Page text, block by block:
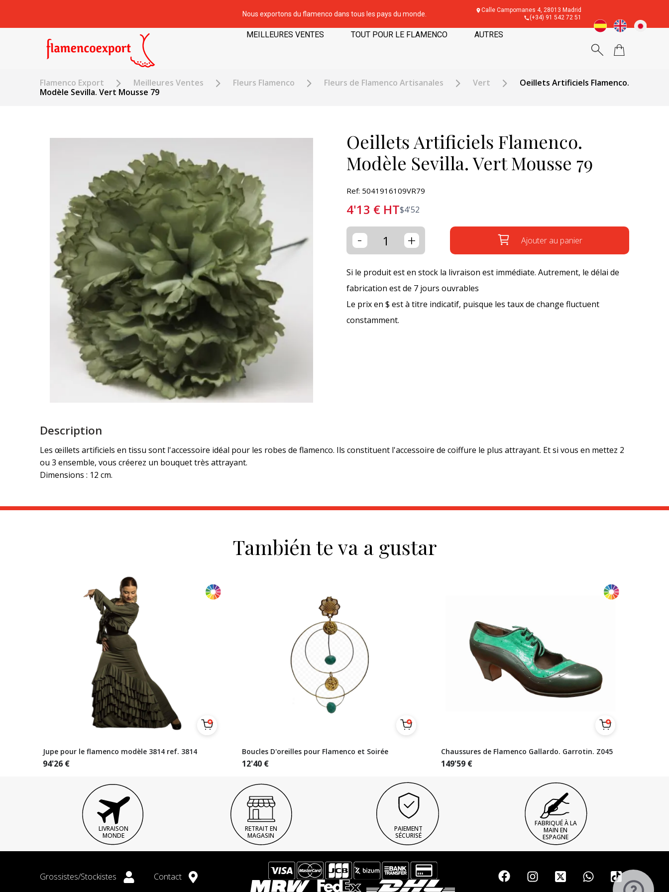
Nous exportons du flamenco dans tous les pays du monde.
Calle Campomanes 4, 28013 Madrid
(+34) 91 542 72 51
MEILLEURES VENTES TOUT POUR LE FLAMENCO AUTRES
Flamenco Export Meilleures Ventes Fleurs Flamenco Fleurs de Flamenco Artisanales Vert
Oeillets Artificiels Flamenco.
Modèle Sevilla. Vert Mousse 79
Oeillets Artificiels Flamenco.
Modèle Sevilla. Vert Mousse 79
Ref: 5041916109VR79
4'13 € HT$4'52
- + Ajouter au panier
Si le produit est en stock la livraison est immédiate. Autrement, le délai de
fabrication est de 7 jours ouvrables
Le prix en $ est à titre indicatif, puisque les taux de change fluctuent
constamment.
Description
Les œillets artificiels en tissu sont l'accessoire idéal pour les robes de flamenco. Ils constituent l'accessoire de coiffure le plus attrayant. Et si vous en mettez 2
ou 3 ensemble, vous créerez un bouquet très attrayant.
Dimensions : 12 cm.
También te va a gustar
Jupe pour le flamenco modèle 3814 ref. 3814
94'26 €
Boucles D'oreilles pour Flamenco et Soirée
12'40 €
Chaussures de Flamenco Gallardo. Garrotin. Z045
149'59 €
LIVRAISON
MONDE
RETRAIT EN
MAGASIN
PAIEMENT
SÉCURISÉ
FABRIQUÉ À LA
MAIN EN
ESPAGNE
Grossistes/Stockistes Contact